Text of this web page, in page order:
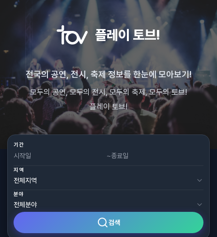
플레이 토브!
전국의 공연, 전시, 축제 정보를 한눈에 모아보기!
모두의 공연, 모두의 전시, 모두의 축제, 모두의 토브!
플레이 토브!
기간
~
지역
분야
검색